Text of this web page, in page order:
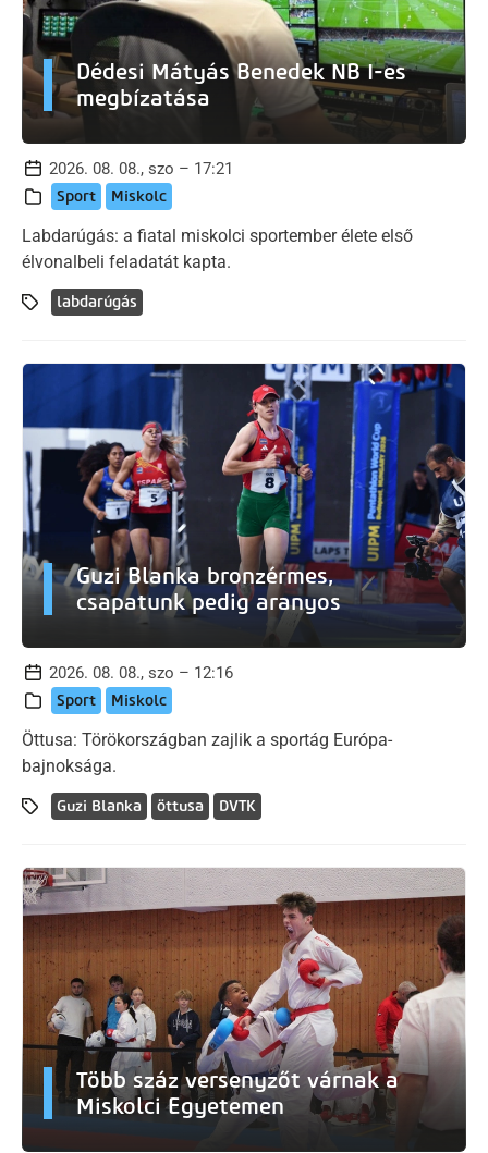
Dédesi Mátyás Benedek NB I-es
megbízatása
2026. 08. 08., szo – 17:21
Sport Miskolc
Labdarúgás: a fiatal miskolci sportember élete első
élvonalbeli feladatát kapta.
labdarúgás
Guzi Blanka bronzérmes,
csapatunk pedig aranyos
2026. 08. 08., szo – 12:16
Sport Miskolc
Öttusa: Törökországban zajlik a sportág Európa-
bajnoksága.
Guzi Blanka öttusa DVTK
Több száz versenyzőt várnak a
Miskolci Egyetemen